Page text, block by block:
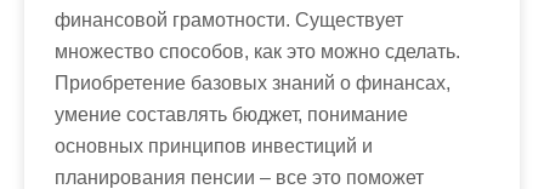
финансовой грамотности. Существует
множество способов, как это можно сделать.
Приобретение базовых знаний о финансах,
умение составлять бюджет, понимание
основных принципов инвестиций и
планирования пенсии – все это поможет